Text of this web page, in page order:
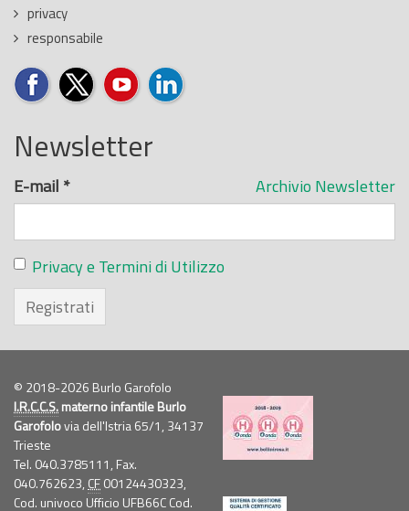
privacy
responsabile
Newsletter
Archivio Newsletter
E-mail *
Privacy e Termini di Utilizzo
Registrati
© 2018-2026 Burlo Garofolo
I.R.C.C.S.materno infantile Burlo
Garofolovia dell'Istria 65/1, 34137
Trieste
Tel. 040.3785111, Fax.
040.762623, CF00124430323,
Cod. univoco Ufficio UFB66C Cod.